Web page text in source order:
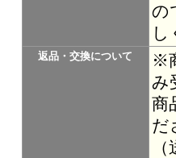
の
し
返品・交換について
※
み
商
だ